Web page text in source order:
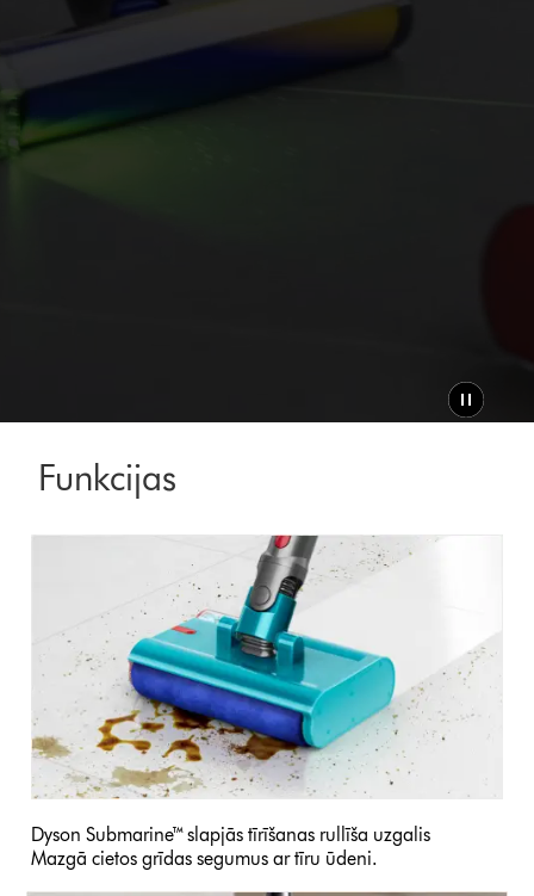
Funkcijas
Dyson Submarine™ slapjās tīrīšanas rullīša uzgalis
Mazgā cietos grīdas segumus ar tīru ūdeni.